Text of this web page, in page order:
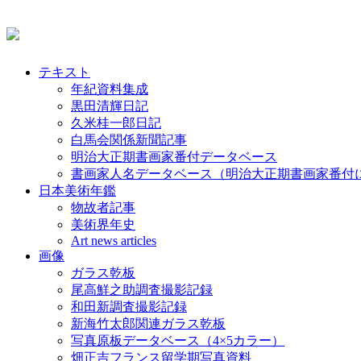
テキスト
年紀資料集成
黒田清輝日記
久米桂一郎日記
白馬会関係新聞記事
明治大正期書画家番付データベース
書画家人名データベース（明治大正期書画家番付
日本美術年鑑
物故者記事
美術界年史
Art news articles
画像
ガラス乾板
尾高鮮之助調査撮影記録
和田新調査撮影記録
新海竹太郎関連ガラス乾板
写真原板データベース（4×5カラー）
畑正吉フランス留学期写真資料